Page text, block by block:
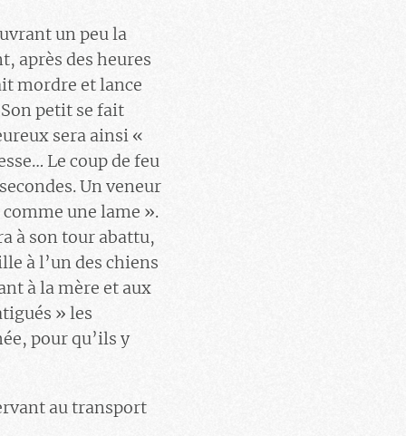
un peu la
après des heures
mordre et lance
petit se fait
sera ainsi «
Le coup de feu
Un veneur
une lame ».
à son tour abattu,
à l’un des chiens
à la mère et aux
» les
pour qu’ils y
au transport